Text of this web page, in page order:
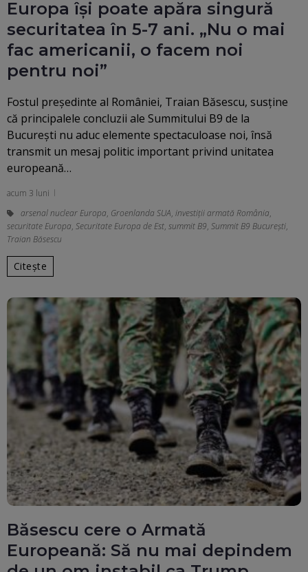
Europa își poate apăra singură
securitatea în 5-7 ani. „Nu o mai
fac americanii, o facem noi
pentru noi”
Fostul președinte al României, Traian Băsescu, susține
că principalele concluzii ale Summitului B9 de la
București nu aduc elemente spectaculoase noi, însă
transmit un mesaj politic important privind unitatea
europeană…
acum 3 luni
arsenal nuclear Europa, Groenlanda SUA, investiții armată România,
securitate Europa, Securitate Europa de Est, summit B9, Summit B9 București,
Traian Băsescu
Citește
Băsescu cere o Armată
Europeană: Să nu mai depindem